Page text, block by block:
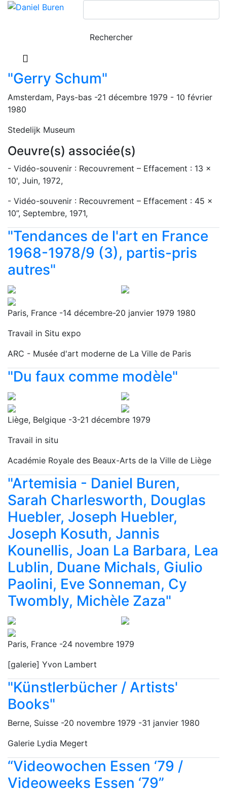
"Gerry Schum"
Amsterdam, Pays-bas -21 décembre 1979 - 10 février
1980
Stedelijk Museum
Oeuvre(s) associée(s)
- Vidéo-souvenir : Recouvrement – Effacement : 13 x
10', Juin, 1972,
- Vidéo-souvenir : Recouvrement – Effacement : 45 x
10”, Septembre, 1971,
"Tendances de l'art en France
1968-1978/9 (3), partis-pris
autres"
Paris, France -14 décembre-20 janvier 1979 1980
Travail in Situ expo
ARC - Musée d'art moderne de La Ville de Paris
"Du faux comme modèle"
Liège, Belgique -3-21 décembre 1979
Travail in situ
Académie Royale des Beaux-Arts de la Ville de Liège
"Artemisia - Daniel Buren,
Sarah Charlesworth, Douglas
Huebler, Joseph Huebler,
Joseph Kosuth, Jannis
Kounellis, Joan La Barbara, Lea
Lublin, Duane Michals, Giulio
Paolini, Eve Sonneman, Cy
Twombly, Michèle Zaza"
Paris, France -24 novembre 1979
[galerie] Yvon Lambert
"Künstlerbücher / Artists'
Books"
Berne, Suisse -20 novembre 1979 -31 janvier 1980
Galerie Lydia Megert
“Videowochen Essen ‘79 /
Videoweeks Essen ‘79”